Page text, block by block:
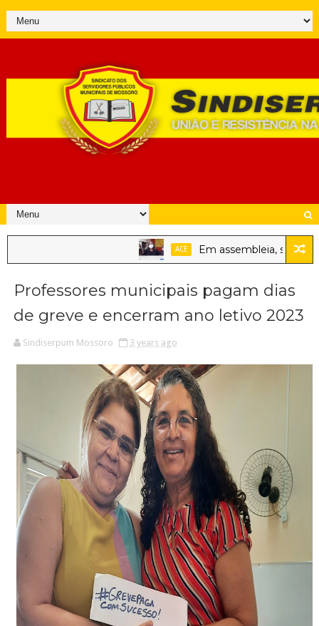
ACE Em assembleia, servidores
Professores municipais pagam dias
de greve e encerram ano letivo 2023
Sindiserpum Mossoro 3 years ago